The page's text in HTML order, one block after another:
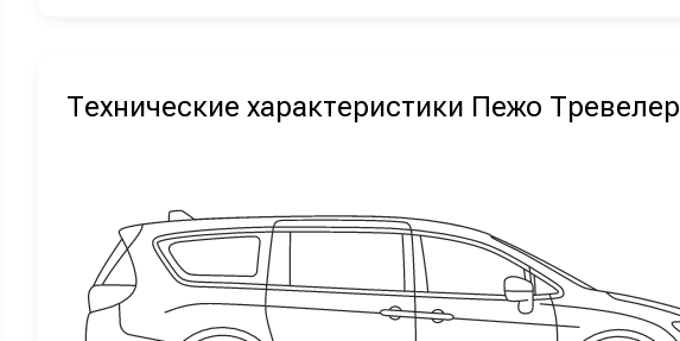
Технические характеристики Пежо Тревелер